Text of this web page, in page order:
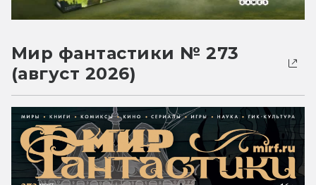
Мир фантастики № 273
(август 2026)